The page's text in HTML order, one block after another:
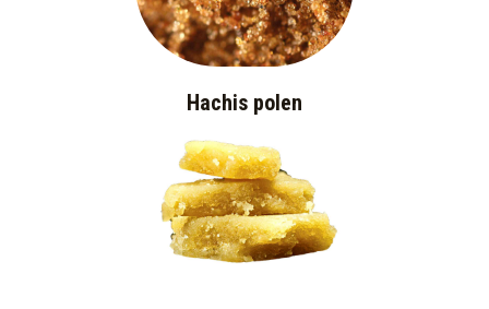
Hachis polen